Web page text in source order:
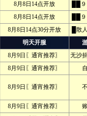
8月8日14点开放
██
8月8日14点开放
██
8月8日14点30分开放
█散
明天开服
8月9日〖通宵推荐〗
无沙
8月9日〖通宵推荐〗
8月9日〖通宵推荐〗
8月9日〖通宵推荐〗